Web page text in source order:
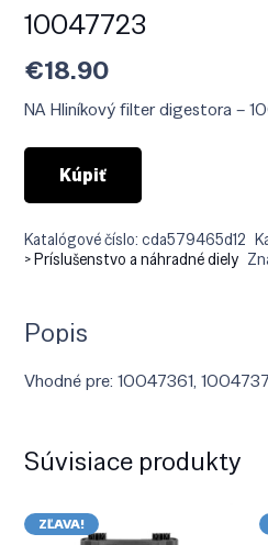
10047723
€18.90
NA Hliníkový filter digestora –
Kúpiť
Katalógové číslo:cda579465d12
> Príslušenstvo a náhradné diely
Popis
Vhodné pre: 10047361,
Súvisiace produkty
ZĽAVA!